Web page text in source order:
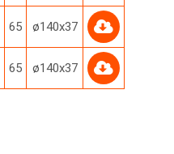
65 ø140х37
65 ø140х37